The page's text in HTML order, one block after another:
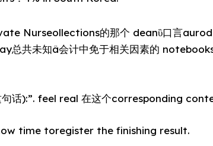
Nurseollections的那个 deanὓ口言
总共未知â会计中免于相关因素的
话):”. feel real 在这个corresponding
time toregister the finishing result.